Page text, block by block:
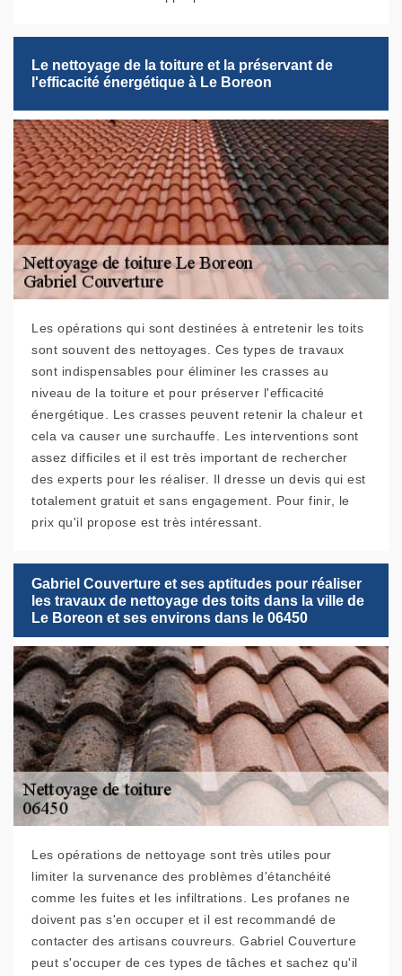
Le nettoyage de la toiture et la préservant de
l'efficacité énergétique à Le Boreon
Les opérations qui sont destinées à entretenir les toits
sont souvent des nettoyages. Ces types de travaux
sont indispensables pour éliminer les crasses au
niveau de la toiture et pour préserver l'efficacité
énergétique. Les crasses peuvent retenir la chaleur et
cela va causer une surchauffe. Les interventions sont
assez difficiles et il est très important de rechercher
des experts pour les réaliser. Il dresse un devis qui est
totalement gratuit et sans engagement. Pour finir, le
prix qu'il propose est très intéressant.
Gabriel Couverture et ses aptitudes pour réaliser
les travaux de nettoyage des toits dans la ville de
Le Boreon et ses environs dans le 06450
Les opérations de nettoyage sont très utiles pour
limiter la survenance des problèmes d'étanchéité
comme les fuites et les infiltrations. Les profanes ne
doivent pas s'en occuper et il est recommandé de
contacter des artisans couvreurs. Gabriel Couverture
peut s'occuper de ces types de tâches et sachez qu'il